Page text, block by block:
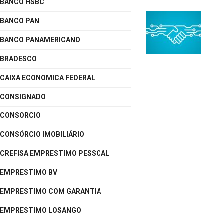
BANCO HSBC
BANCO PAN
BANCO PANAMERICANO
BRADESCO
CAIXA ECONOMICA FEDERAL
CONSIGNADO
CONSÓRCIO
CONSÓRCIO IMOBILIÁRIO
CREFISA EMPRESTIMO PESSOAL
EMPRESTIMO BV
EMPRESTIMO COM GARANTIA
EMPRESTIMO LOSANGO